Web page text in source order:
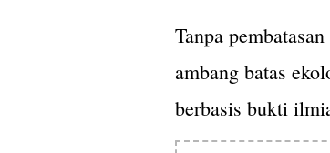
Tanpa
ambang batas
berbasis bukti